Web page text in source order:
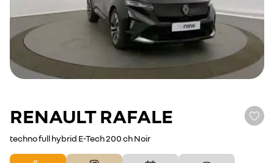
RENAULTRAFALE
techno full hybrid E-Tech 200 ch Noir